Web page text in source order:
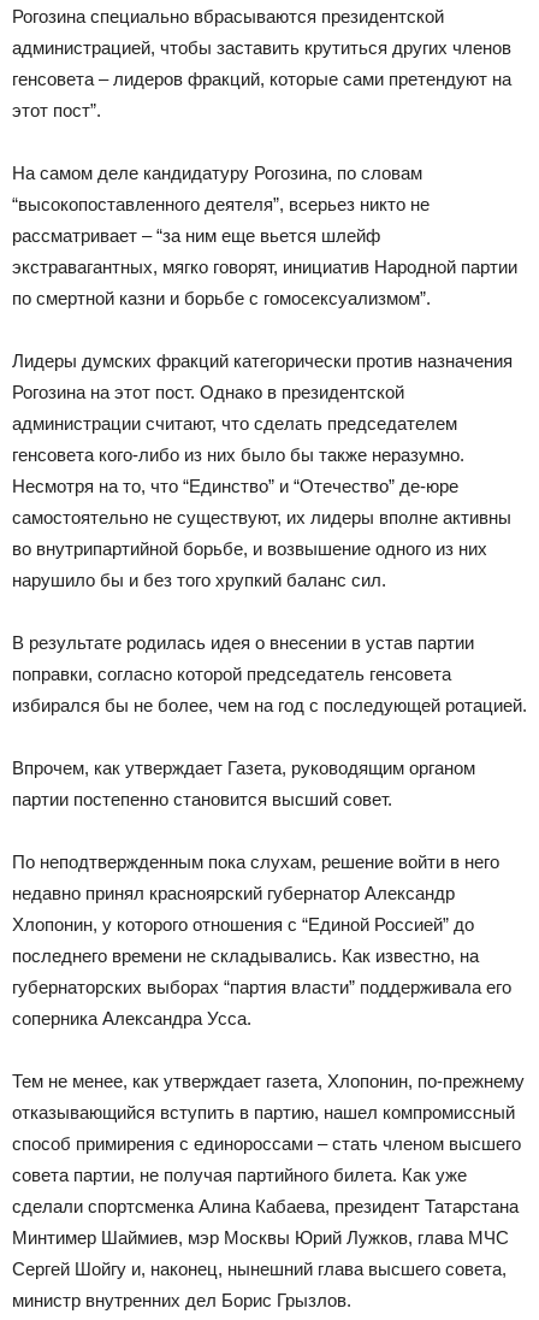
Рогозина специально вбрасываются президентской
администрацией, чтобы заставить крутиться других членов
генсовета – лидеров фракций, которые сами претендуют на
этот пост”.
На самом деле кандидатуру Рогозина, по словам
“высокопоставленного деятеля”, всерьез никто не
рассматривает – “за ним еще вьется шлейф
экстравагантных, мягко говорят, инициатив Народной партии
по смертной казни и борьбе с гомосексуализмом”.
Лидеры думских фракций категорически против назначения
Рогозина на этот пост. Однако в президентской
администрации считают, что сделать председателем
генсовета кого-либо из них было бы также неразумно.
Несмотря на то, что “Единство” и “Отечество” де-юре
самостоятельно не существуют, их лидеры вполне активны
во внутрипартийной борьбе, и возвышение одного из них
нарушило бы и без того хрупкий баланс сил.
В результате родилась идея о внесении в устав партии
поправки, согласно которой председатель генсовета
избирался бы не более, чем на год с последующей ротацией.
Впрочем, как утверждает Газета, руководящим органом
партии постепенно становится высший совет.
По неподтвержденным пока слухам, решение войти в него
недавно принял красноярский губернатор Александр
Хлопонин, у которого отношения с “Единой Россией” до
последнего времени не складывались. Как известно, на
губернаторских выборах “партия власти” поддерживала его
соперника Александра Усса.
Тем не менее, как утверждает газета, Хлопонин, по-прежнему
отказывающийся вступить в партию, нашел компромиссный
способ примирения с единороссами – стать членом высшего
совета партии, не получая партийного билета. Как уже
сделали спортсменка Алина Кабаева, президент Татарстана
Минтимер Шаймиев, мэр Москвы Юрий Лужков, глава МЧС
Сергей Шойгу и, наконец, нынешний глава высшего совета,
министр внутренних дел Борис Грызлов.